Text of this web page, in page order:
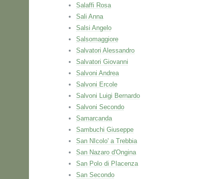
Salaffi Rosa
Sali Anna
Salsi Angelo
Salsomaggiore
Salvatori Alessandro
Salvatori Giovanni
Salvoni Andrea
Salvoni Ercole
Salvoni Luigi Bernardo
Salvoni Secondo
Samarcanda
Sambuchi Giuseppe
San NIcolo' a Trebbia
San Nazaro d'Ongina
San Polo di PIacenza
San Secondo